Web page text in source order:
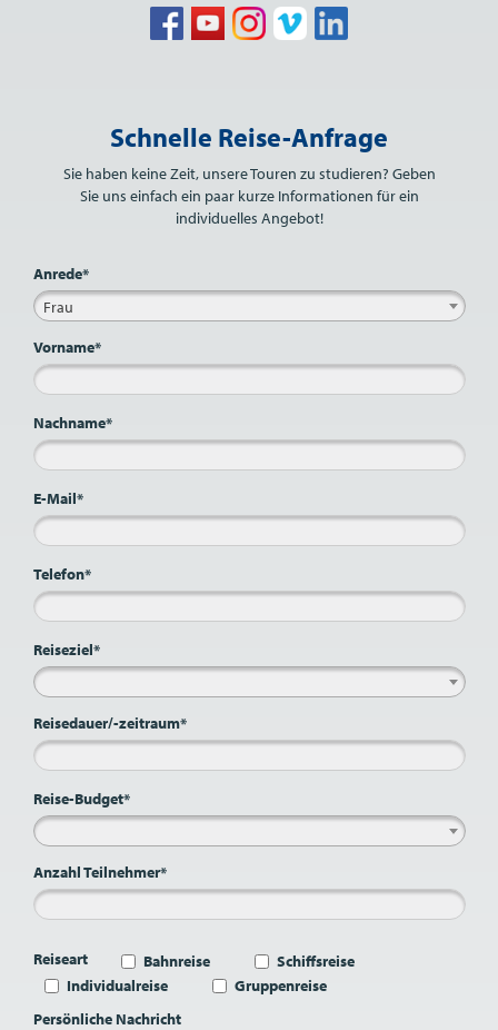
Schnelle Reise-Anfrage
Sie haben keine Zeit, unsere Touren zu studieren? Geben
Sie uns einfach ein paar kurze Informationen für ein
individuelles Angebot!
Anrede*
Frau
Vorname*
Nachname*
E-Mail*
Telefon*
Reiseziel*
Reisedauer/-zeitraum*
Reise-Budget*
Anzahl Teilnehmer*
Reiseart Bahnreise
Schiffsreise
Individualreise
Gruppenreise
Persönliche Nachricht